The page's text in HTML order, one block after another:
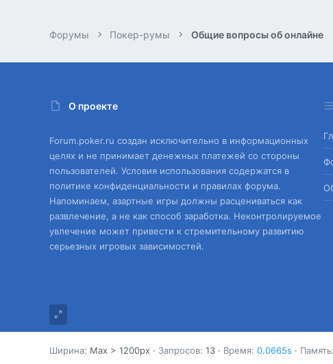
Форумы Покер-румы Общие вопросы об онлайне
О проекте
Forum.poker.ru создан исключительно в информационных
целях и не принимает денежных платежей со стороны
пользователей. Условия использования содержатся в
политике конфиденциальности и правилах форума.
Напоминаем, азартные игры должны расцениваться как
развлечение, а не как способ заработка. Неконтролируемое
увлечение может привести к стремительному развитию
серьезных игровых зависимостей.
Ширина Запросов 13 Время 0.0665s Память